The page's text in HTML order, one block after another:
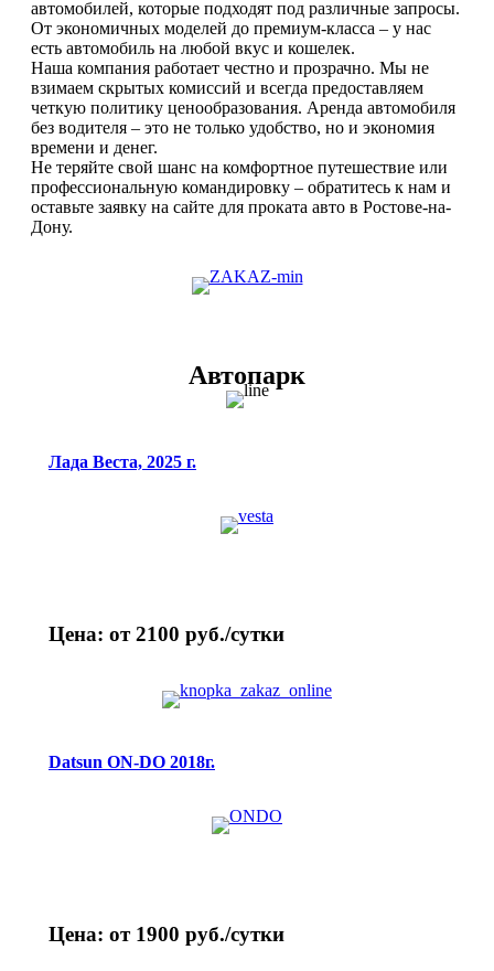
автомобилей, которые подходят под различные запросы.
От экономичных моделей до премиум-класса – у нас
есть автомобиль на любой вкус и кошелек.
Наша компания работает честно и прозрачно. Мы не
взимаем скрытых комиссий и всегда предоставляем
четкую политику ценообразования. Аренда автомобиля
без водителя – это не только удобство, но и экономия
времени и денег.
Не теряйте свой шанс на комфортное путешествие или
профессиональную командировку – обратитесь к нам и
оставьте заявку на сайте для проката авто в Ростове-на-
Дону.
Автопарк
Лада Веста, 2025 г.
Цена: от 2100 руб./сутки
Datsun ON-DO 2018г.
Цена: от 1900 руб./сутки